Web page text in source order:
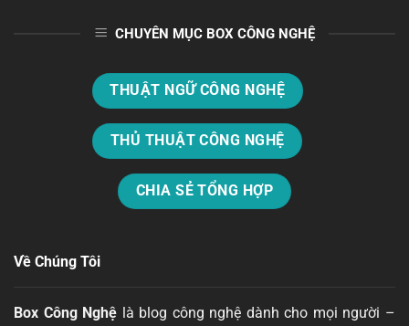
CHUYÊN MỤC BOX CÔNG NGHỆ
THUẬT NGỮ CÔNG NGHỆ
THỦ THUẬT CÔNG NGHỆ
CHIA SẺ TỔNG HỢP
Về Chúng Tôi
Box Công Nghệ là blog công nghệ dành cho mọi người –